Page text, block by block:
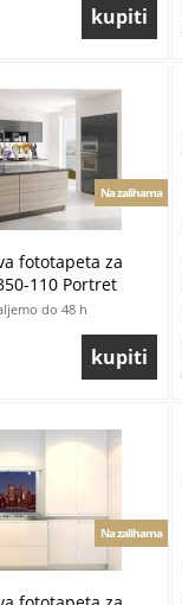
fototapeta za
110 Portret
60 cm
Na zalihama
do 48 h
Na zalihama